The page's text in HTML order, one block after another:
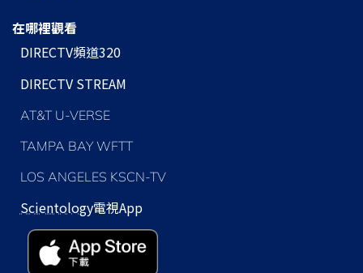
在哪裡觀看
DIRECTV頻道320
DIRECTV STREAM
AT&T U-VERSE
TAMPA BAY WFTT
LOS ANGELES KSCN-TV
Scientology電視App